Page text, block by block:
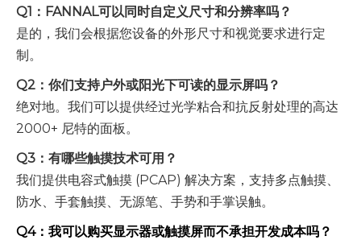
Q1：FANNAL可以同时自定义尺寸和分辨率吗？
是的，我们会根据您设备的外形尺寸和视觉要求进行定
制。
Q2：你们支持户外或阳光下可读的显示屏吗？
绝对地。我们可以提供经过光学粘合和抗反射处理的高达
2000+ 尼特的面板。
Q3：有哪些触摸技术可用？
我们提供电容式触摸 (PCAP) 解决方案，支持多点触摸、
防水、手套触摸、无源笔、手势和手掌误触。
Q4：我可以购买显示器或触摸屏而不承担开发成本吗？